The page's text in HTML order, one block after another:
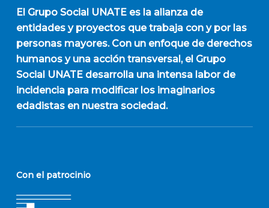
El Grupo Social UNATEes la alianza de
entidades y proyectos que trabaja con y por las
personas mayores. Con un enfoque de derechos
humanos y una acción transversal, el Grupo
Social UNATE desarrolla una intensa labor de
incidencia para modificar los imaginarios
edadistas en nuestra sociedad.
Con el patrocinio